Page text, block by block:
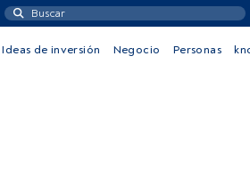
Ideas de inversión Negocio Personas